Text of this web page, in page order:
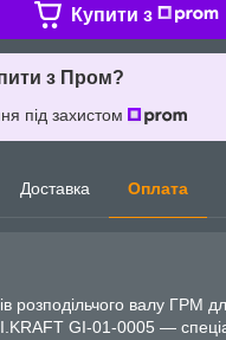
Купити з
з Пром?
під захистом
Доставка Оплата
розподільчого валу ГРМ
GI-01-0005 —